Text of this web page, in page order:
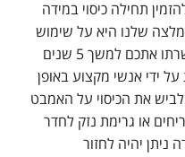
תחילה כיסוי במידה
שלנו היא על שימוש
בחומרי גלם איכותיים ועמידים שישרתו אתכם למשך 5 שנים
ידי אנשי מקצוע באופן
את הכיסוי על האמבט
או גרימת נזק לחדר
יהיה לחזור